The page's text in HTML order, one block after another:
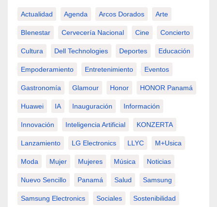
Actualidad Agenda Arcos Dorados Arte
BIenestar Cervecería Nacional Cine Concierto
Cultura Dell Technologies Deportes Educación
Empoderamiento Entretenimiento Eventos
Gastronomía Glamour Honor HONOR Panamá
Huawei IA Inauguración Información
Innovación Inteligencia Artificial KONZERTA
Lanzamiento LG Electronics LLYC M+usica
Moda Mujer Mujeres Música Noticias
Nuevo Sencillo Panamá Salud Samsung
Samsung Electronics Sociales Sostenibilidad